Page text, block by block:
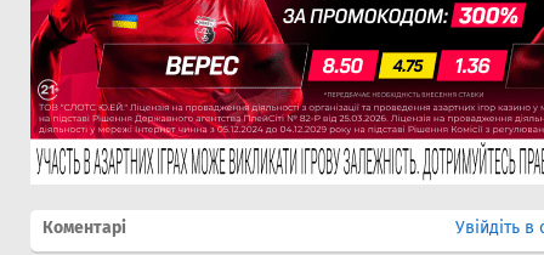
Коментарі Увійдіть в